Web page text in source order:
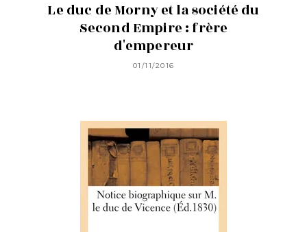
Le duc de Morny et la société du
Second Empire : frère
d'empereur
01/11/2016